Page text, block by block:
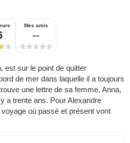
Mes amis
--
est sur le point de quitter
de mer dans laquelle il a toujours
une lettre de sa femme, Anna,
a trente ans. Pour Alexandre
où passé et présent vont